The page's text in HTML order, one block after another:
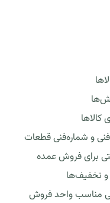
و شماره‌فنی قطعات
برای فروش عمده
و تخفیف‌ها
مناسب واحد فروش